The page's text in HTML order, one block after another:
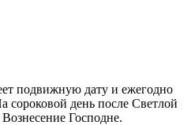
подвижную дату и ежегодно
сороковой день после Светлой
Господне.